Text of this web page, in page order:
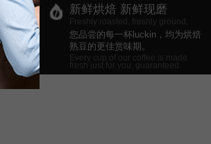
新鲜烘焙 新鲜现磨
Freshly roasted, freshly ground.
您品尝的每一杯luckin，均为烘焙
熟豆的更佳赏味期。
Every cup of our coffee is made
fresh just for you, guaranteed.